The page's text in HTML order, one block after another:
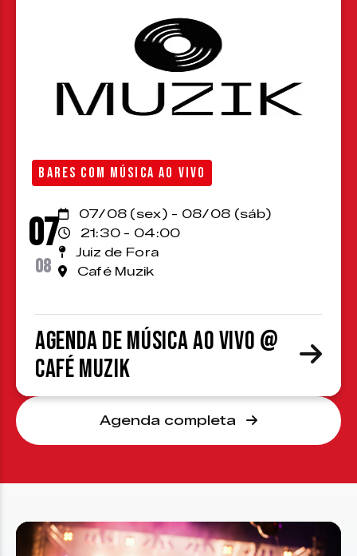
BARES COM MÚSICA AO VIVO
07
08
07/08 (sex) - 08/08 (sáb)
21:30 - 04:00
Juiz de Fora
Café Muzik
Agenda de Música ao Vivo @
Café Muzik
Agenda completa